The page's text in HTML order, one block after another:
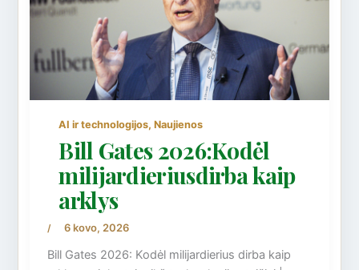
AI ir technologijos,Naujienos
Bill Gates 2026:Kodėl
milijardieriusdirba kaip
arklys
/ 6 kovo, 2026
Bill Gates 2026: Kodėl milijardierius dirba kaip